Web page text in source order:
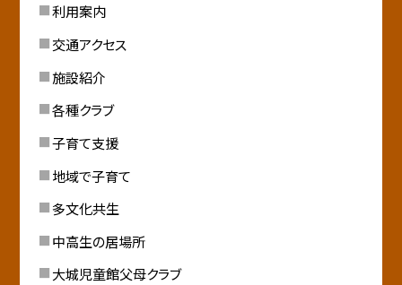
利用案内
交通アクセス
施設紹介
各種クラブ
子育て支援
地域で子育て
多文化共生
中高生の居場所
大城児童館父母クラブ